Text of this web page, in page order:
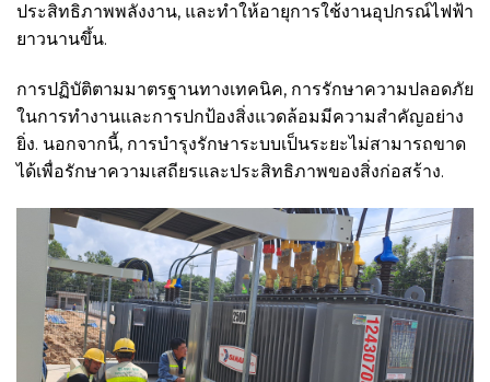
ประสิทธิภาพพลังงาน, และทำให้อายุการใช้งานอุปกรณ์ไฟฟ้า
ยาวนานขึ้น.
การปฏิบัติตามมาตรฐานทางเทคนิค, การรักษาความปลอดภัย
ในการทำงานและการปกป้องสิ่งแวดล้อมมีความสำคัญอย่าง
ยิ่ง. นอกจากนี้, การบำรุงรักษาระบบเป็นระยะไม่สามารถขาด
ได้เพื่อรักษาความเสถียรและประสิทธิภาพของสิ่งก่อสร้าง.